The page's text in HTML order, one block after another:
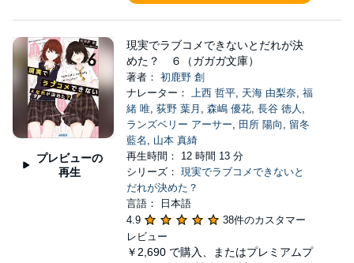
プレビューの
再生
現実でラブコメできないとだれが決
めた？ ６（ガガガ文庫）
著者： 初鹿野 創
ナレーター： 上西 哲平, 天海 由梨奈, 福
緒 唯, 荻野 葉月 , 森嶋 優花, 長谷 徳人 ,
ランズベリー アーサー, 田所 陽向 , 留冬
藍名 , 山本 真綺
再生時間： 12 時間 13 分
シリーズ： 現実でラブコメできないと
だれが決めた？
言語： 日本語
4.9
38件のカスタマー
レビュー
￥2,690 で購入、またはプレミアムプ